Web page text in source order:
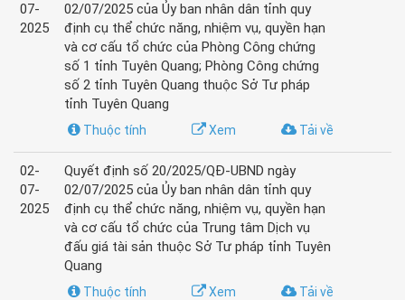
07-
2025
02/07/2025 của Ủy ban nhân dân tỉnh quy
định cụ thể chức năng, nhiệm vụ, quyền hạn
và cơ cấu tổ chức của Phòng Công chứng
số 1 tỉnh Tuyên Quang; Phòng Công chứng
số 2 tỉnh Tuyên Quang thuộc Sở Tư pháp
tỉnh Tuyên Quang
Tải về
Xem
Thuộc tính
02-
07-
2025
Quyết định số 20/2025/QĐ-UBND ngày
02/07/2025 của Ủy ban nhân dân tỉnh quy
định cụ thể chức năng, nhiệm vụ, quyền hạn
và cơ cấu tổ chức của Trung tâm Dịch vụ
đấu giá tài sản thuộc Sở Tư pháp tỉnh Tuyên
Quang
Tải về
Xem
Thuộc tính